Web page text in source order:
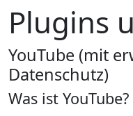
Plugins
YouTube (mit
Datenschutz)
Was ist YouTube?